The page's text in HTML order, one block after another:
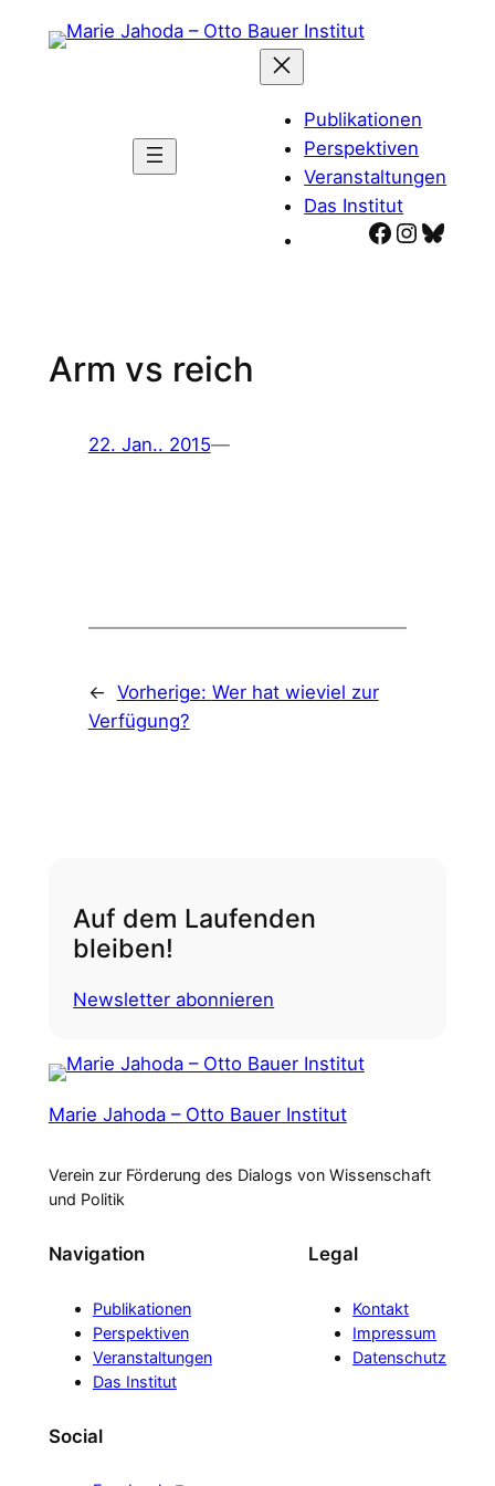
Inhalt
Publikationen
Perspektiven
Veranstaltungen
Das Institut
Facebook
Arm vs reich
22. Jan.. 2015—
← Vorherige: Wer hat wieviel zur
Verfügung?
Auf dem Laufenden
bleiben!
Newsletter abonnieren
Marie Jahoda – Otto Bauer Institut
Verein zur Förderung des Dialogs von Wissenschaft
und Politik
Navigation
Publikationen
Perspektiven
Veranstaltungen
Das Institut
Legal
Kontakt
Impressum
Datenschutz
Social